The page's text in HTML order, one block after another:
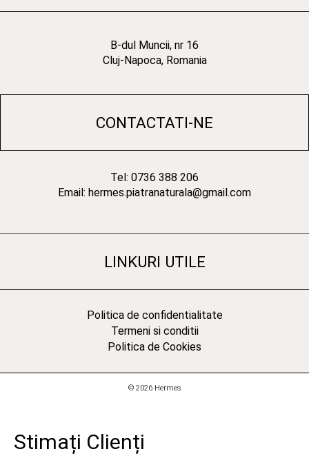
B-dul Muncii, nr 16
Cluj-Napoca, Romania
CONTACTATI-NE
Tel: 0736 388 206
Email: hermes.piatranaturala@gmail.com
LINKURI UTILE
Politica de confidentialitate
Termeni si conditii
Politica de Cookies
© 2026 Hermes
Stimați Clienți